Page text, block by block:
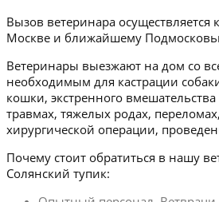
Вызов ветеринара осуществляется
Москве и ближайшему
Ветеринары выезжают на дом со
необходимым для кастрации
кошки, экстренного
травмах, тяжелых родах,
хирургической операции,
Почему стоит обратиться в нашу
Солянский тупик: